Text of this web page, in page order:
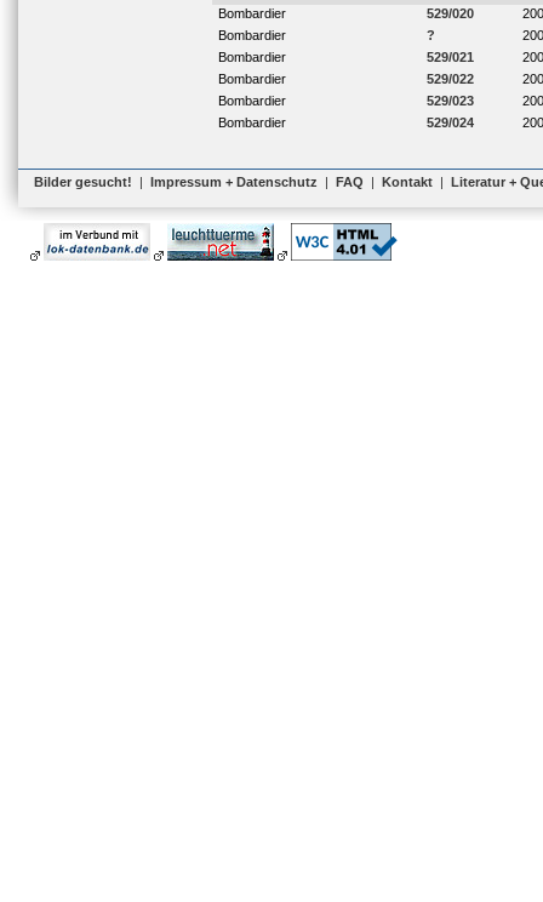
Bombardier
529/020
Bombardier
?
Bombardier
529/021
Bombardier
529/022
Bombardier
529/023
Bombardier
529/024
Bilder gesucht! | Impressum + Datenschutz | FAQ | Kontakt | Literatur +